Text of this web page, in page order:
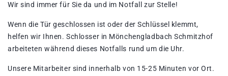
Wir sind immer für Sie da und im Notfall zur Stelle!
Wenn die Tür geschlossen ist oder der Schlüssel klemmt,
helfen wir Ihnen. Schlosser in Mönchengladbach Schmitzhof
arbeiteten während dieses Notfalls rund um die Uhr.
Unsere Mitarbeiter sind innerhalb von 15-25 Minuten vor Ort.